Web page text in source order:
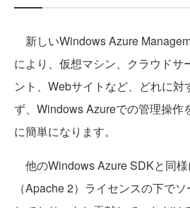
新しいWindows Azure
により、仮想マシン、クラウドサ
ント、Webサイトなど、どれに対
ず、Windows Azureでの管理操作
に簡単になります。
他のWindows Azure SDKと同
（Apache 2）ライセンスの下で